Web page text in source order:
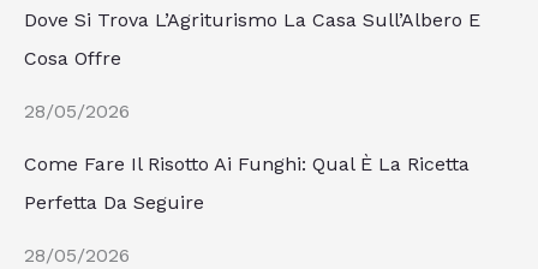
Dove Si Trova L’Agriturismo La Casa Sull’Albero E
Cosa Offre
28/05/2026
Come Fare Il Risotto Ai Funghi: Qual È La Ricetta
Perfetta Da Seguire
28/05/2026